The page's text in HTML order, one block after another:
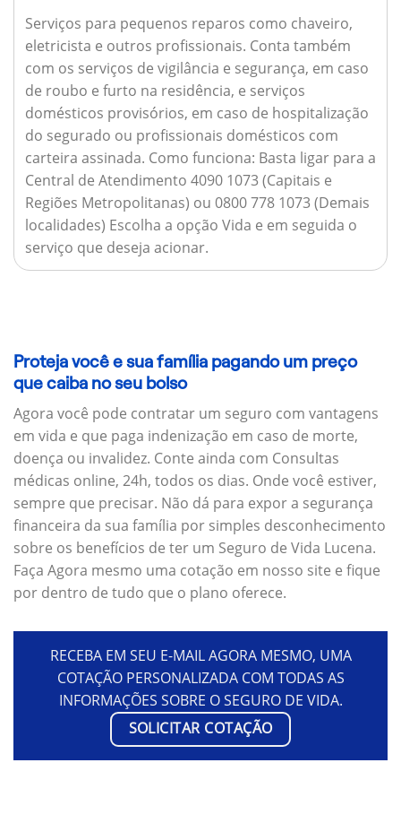
Serviços para pequenos reparos como chaveiro,
eletricista e outros profissionais. Conta também
com os serviços de vigilância e segurança, em caso
de roubo e furto na residência, e serviços
domésticos provisórios, em caso de hospitalização
do segurado ou profissionais domésticos com
carteira assinada. Como funciona: Basta ligar para a
Central de Atendimento 4090 1073 (Capitais e
Regiões Metropolitanas) ou 0800 778 1073 (Demais
localidades) Escolha a opção Vida e em seguida o
serviço que deseja acionar.
Proteja você e sua família pagando um preço
que caiba no seu bolso
Agora você pode contratar um seguro com vantagens
em vida e que paga indenização em caso de morte,
doença ou invalidez. Conte ainda com Consultas
médicas online, 24h, todos os dias. Onde você estiver,
sempre que precisar. Não dá para expor a segurança
financeira da sua família por simples desconhecimento
sobre os benefícios de ter um Seguro de Vida Lucena.
Faça Agora mesmo uma cotação em nosso site e fique
por dentro de tudo que o plano oferece.
RECEBA EM SEU E-MAIL AGORA MESMO, UMA
COTAÇÃO PERSONALIZADA COM TODAS AS
INFORMAÇÕES SOBRE O SEGURO DE VIDA.
SOLICITAR COTAÇÃO